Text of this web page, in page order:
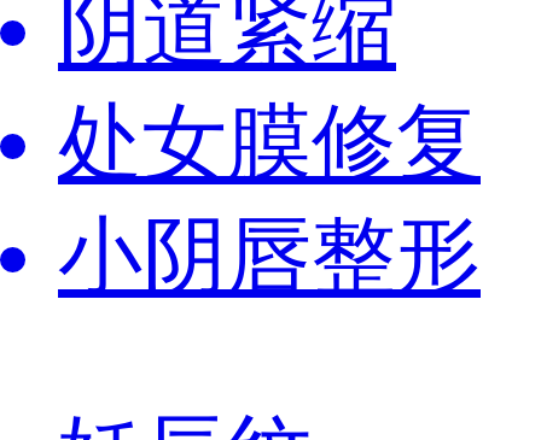
阴道紧缩
处女膜修复
小阴唇整形